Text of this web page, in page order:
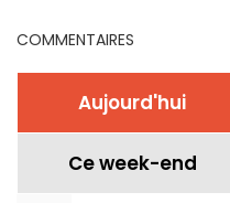
COMMENTAIRES
Aujourd'hui
Ce week-end